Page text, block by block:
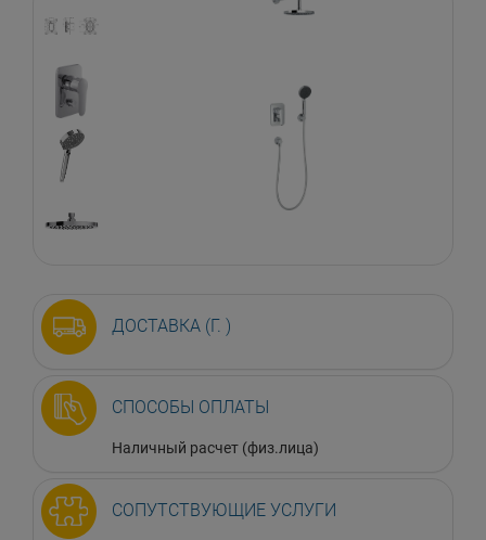
ДОСТАВКА (Г. )
СПОСОБЫ ОПЛАТЫ
Наличный расчет (физ.лица)
СОПУТСТВУЮЩИЕ УСЛУГИ